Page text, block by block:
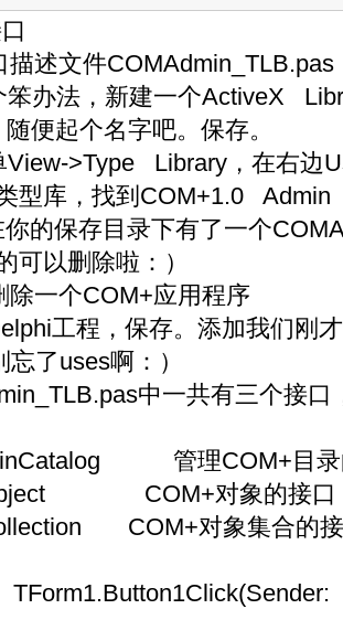
描述文件
笨办法，新建一个ActiveX
便起个名字吧。保存。
View->Type Library，在右边
型库，找到COM+1.0
的保存目录下有了一个
可以删除啦：）
除一个COM+应用程序
工程，保存。添加我们刚
忘了uses啊：）
中一共有三个接口
管理COM+目
COM+对象的接
COM+对象集合的